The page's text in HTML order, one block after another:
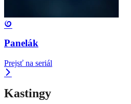
Panelák
Prejsť na seriál
Kastingy